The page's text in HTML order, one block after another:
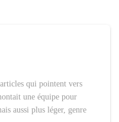
qui pointent vers
une équipe pour
aussi plus léger, genre